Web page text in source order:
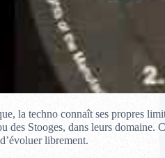
la techno connaît ses propres
des Stooges, dans leurs
librement.